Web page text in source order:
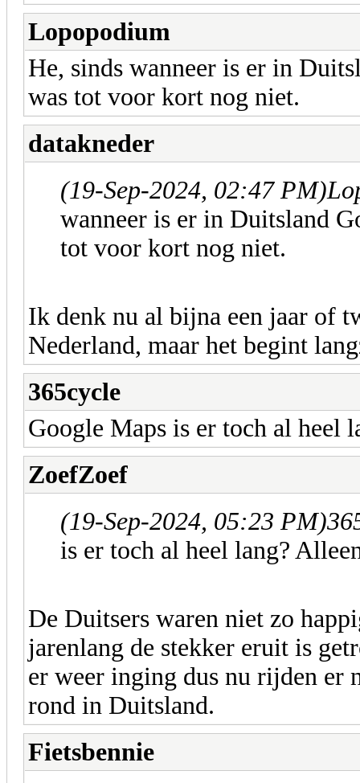
Lopopodium
He, sinds wanneer is er in
was tot voor kort nog niet.
datakneder
(19-Sep-2024, 02:47 PM)
wanneer is er in Duitsland
tot voor kort nog niet.
Ik denk nu al bijna een jaar of
Nederland, maar het begint
365cycle
Google Maps is er toch al heel
ZoefZoef
(19-Sep-2024, 05:23 PM)
is er toch al heel lang?
De Duitsers waren niet zo
jarenlang de stekker eruit is
er weer inging dus nu rijden er
rond in Duitsland.
Fietsbennie